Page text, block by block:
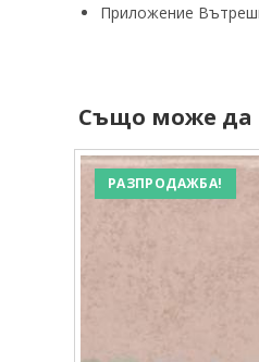
Приложение
Също може да
РАЗПРОДАЖБА!